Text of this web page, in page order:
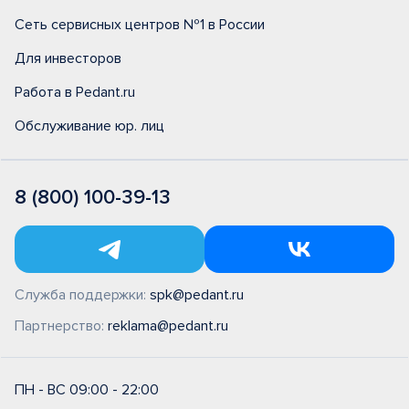
Сеть сервисных центров №1 в России
Для инвесторов
Работа в Pedant.ru
Обслуживание юр. лиц
8 (800) 100-39-13
Служба поддержки: spk@pedant.ru
Партнерство: reklama@pedant.ru
ПН - ВС 09:00 - 22:00